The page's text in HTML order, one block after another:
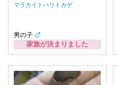
マラカイトハリトカゲ
男の子
家族が決まりました